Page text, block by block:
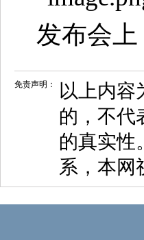
发布会
免责声明：
以上内容
的，不代
的真实性
系，本网